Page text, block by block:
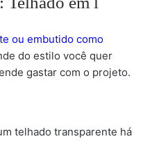
ou embutido como
do estilo você quer
gastar com o projeto.
telhado transparente há